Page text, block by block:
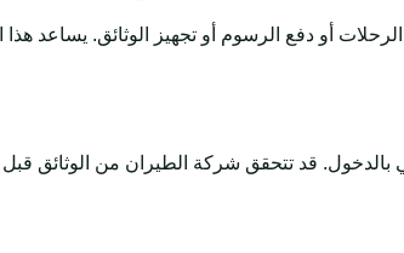
أو دفع الرسوم أو تجهيز الوثائق. يساعد
بالدخول. قد تتحقق شركة الطيران من الوثائق